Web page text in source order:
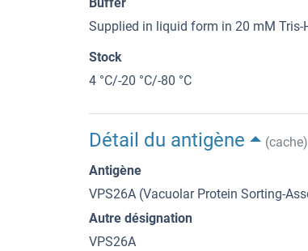
Supplied in liquid form in 20 mM Tris-
Stock
4 °C/-20 °C/-80 °C
Détail du antigène
(cache)
Antigène
VPS26A (Vacuolar Protein Sorting-
Autre désignation
VPS26A